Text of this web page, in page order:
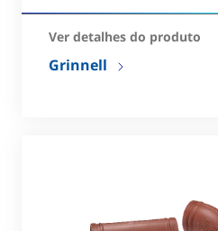
Ver detalhes do produto
Grinnell